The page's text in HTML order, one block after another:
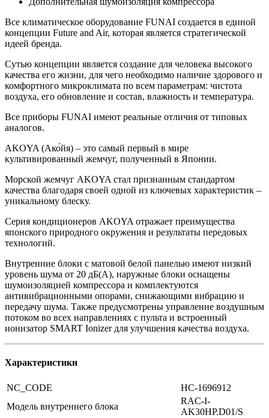
Все климатическое оборудование FUNAI создается в единой
концепции Future and Air, которая является стратегической
идеей бренда.
Сутью концепции является создание для человека высокого
качества его жизни, для чего необходимо наличие здорового и
комфортного микроклимата по всем параметрам: чистота
воздуха, его обновление и состав, влажность и температура.
Все приборы FUNAI имеют реальные отличия от типовых
аналогов.
AKOYA (Ако́йя) – это самый первый в мире
культивированный жемчуг, полученный в Японии.
Морской жемчуг AKOYA стал признанным стандартом
качества благодаря своей одной из ключевых характеристик –
уникальному блеску.
Серия кондиционеров AKOYA отражает преимущества
японского природного окружения и результаты передовых
технологий.
Внутренние блоки с матовой белой панелью имеют низкий
уровень шума от 20 дБ(А), наружные блоки оснащены
шумоизоляцией компрессора и комплектуются
антивибрационными опорами, снижающими вибрацию и
передачу шума. Также предусмотрены управление воздушным
потоком во всех направлениях с пульта и встроенный
ионизатор SMART Ionizer для улучшения качества воздуха.
Характеристики
NC_CODE
НС-1696912
Модель внутреннего блока
RAC-I-
AK30HP.D01/S